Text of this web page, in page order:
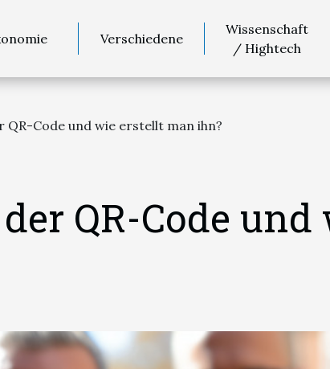
Verschiedene
Wissenschaft
/ Hightech
QR-Code und wie erstellt man ihn?
QR-Code